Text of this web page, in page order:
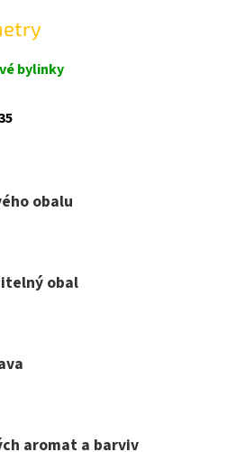
bylinky
obalu
obal
aromat a barviv